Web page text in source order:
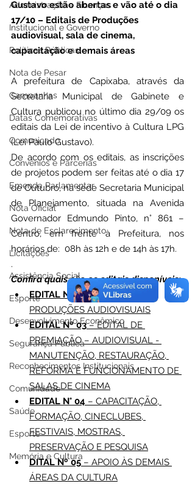
Administração e Finanças
Institucional e Governo
Políticas Públicas
Nota de Pesar
Campanhas
Datas Comemorativas
Comunicado
Convênios e Parcerias
Emenda Parlamentar
Nota Oficial
Nota de Esclarecimento
Licitações
Assistência Social
Esporte
Desenvolvimento Econômico
Segurança Pública
Reconhecimentos Institucionais
Comunidade
Saúde
Esporte
Memória e Cultura
Gustavo estão abertas e vão até o dia
17/10 – Editais de Produções
audiovisual, sala de cinema,
capacitação e demais áreas
A prefeitura de Capixaba, através da
Secretaria Municipal de Gabinete e
Cultura publicou no último dia 29/09 os
editais da Lei de incentivo à Cultura LPG
(Lei Paulo Gustavo).
De acordo com os editais, as inscrições
de projetos podem ser feitas até o dia 17
de Outubro, na sede Secretaria Municipal
de Planejamento, situada na Avenida
Governador Edmundo Pinto, n° 861 –
Centro, em frente à Prefeitura, nos
horários de:  08h às 12h e de 14h às 17h.
.
Confira quais são os editais disponíveis:
EDITAL Nº 02 – APOIO ÀS
PRODUÇÕES AUDIOVISUAIS
EDITAL Nº 03 – EDITAL DE
PREMIAÇÃO – AUDIOVISUAL -
MANUTENÇÃO, RESTAURAÇÃO,
REFORMA E FUNCIONAMENTO DE
SALAS DE CINEMA
EDITAL N° 04 – CAPACITAÇÃO,
FORMAÇÃO, CINECLUBES,
FESTIVAIS, MOSTRAS,
PRESERVAÇÃO E PESQUISA
DITAL Nº 05 – APOIO ÀS DEMAIS
ÁREAS DA CULTURA